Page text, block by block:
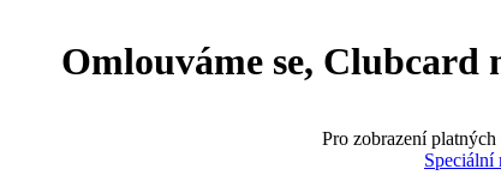
Omlouváme se,
Pro zobrazení
Speciální